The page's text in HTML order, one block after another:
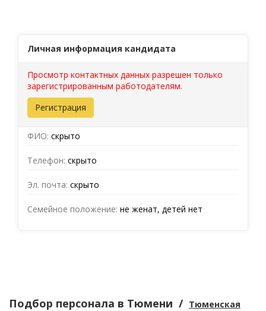
Личная информация кандидата
Просмотр контактных данных разрешен только
зарегистрированным работодателям.
Регистрация
ФИО: скрыто
Телефон: скрыто
Эл. почта: скрыто
Семейное положение: не женат, детей нет
Подбор персонала в Тюмени / Тюменская